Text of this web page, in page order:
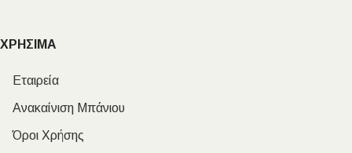
ΧΡΗΣΙΜΑ
Εταιρεία
Ανακαίνιση Μπάνιου
Όροι Χρήσης